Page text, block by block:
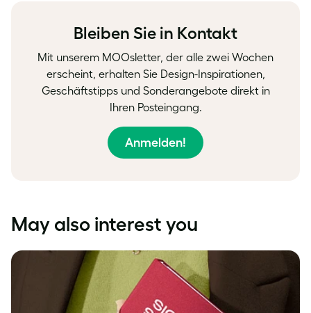
Bleiben Sie in Kontakt
Mit unserem MOOsletter, der alle zwei Wochen
erscheint, erhalten Sie Design-Inspirationen,
Geschäftstipps und Sonderangebote direkt in
Ihren Posteingang.
Anmelden!
May also interest you